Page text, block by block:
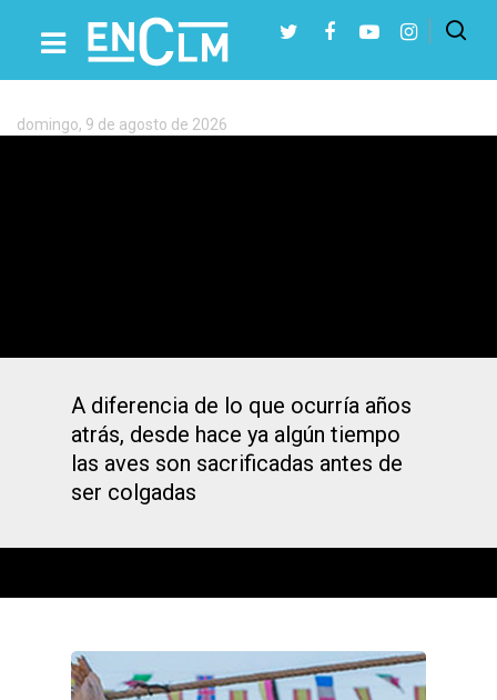
Etiqueta:
Gansos
Presiona Intro para buscar o ESC para cerrar
domingo, 9 de agosto de 2026
A diferencia de lo que ocurría años
atrás, desde hace ya algún tiempo
las aves son sacrificadas antes de
ser colgadas